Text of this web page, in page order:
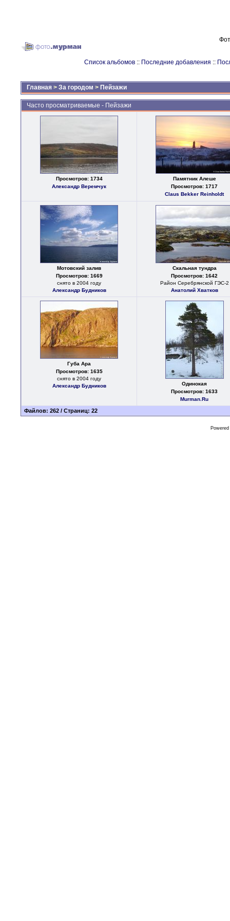
Список альбомов :: Последние добавления ::
Главная > За городом > Пейзажи
Часто просматриваемые - Пейзажи
Просмотров: 1734
Александр Веремчук
Памятник Алеше
Просмотров: 1717
Claus Bekker Reinholdt
Мотовский залив
Просмотров: 1669
снято в 2004 году
Александр Будников
Скальная тундра
Просмотров: 1642
Район Серебрянской ГЭС-2
Анатолий Хватков
Губа Ара
Просмотров: 1635
снято в 2004 году
Александр Будников
Одинокая
Просмотров: 1633
Murman.Ru
Файлов: 262 / Страниц: 22